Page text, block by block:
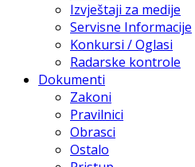
Izvještaji za medije
Servisne Informacije
Konkursi / Oglasi
Radarske kontrole
Dokumenti
Zakoni
Pravilnici
Obrasci
Ostalo